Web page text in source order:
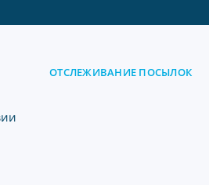
ОТСЛЕЖИВАНИЕ ПОСЫЛОК